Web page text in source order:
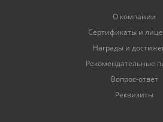
О компании
Сертификаты и
Награды и
Рекомендательные
Вопрос-ответ
Реквизиты